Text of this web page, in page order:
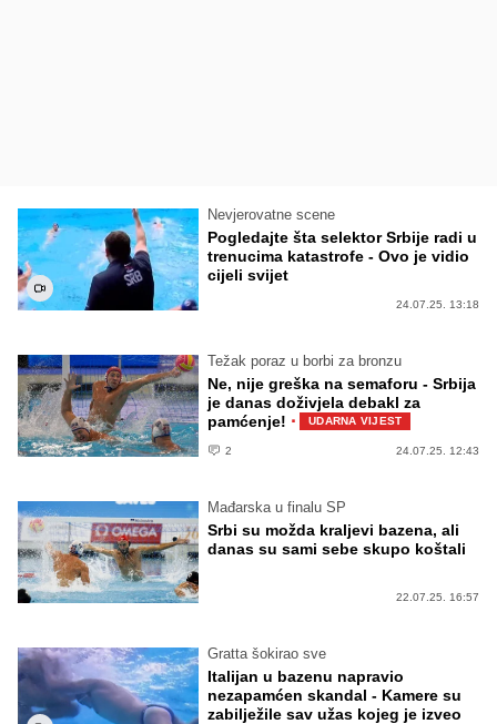
Nevjerovatne scene
Pogledajte šta selektor Srbije radi u
trenucima katastrofe - Ovo je vidio
cijeli svijet
24.07.25. 13:18
Težak poraz u borbi za bronzu
Ne, nije greška na semaforu - Srbija
je danas doživjela debakl za
pamćenje! · UDARNA VIJEST
2 24.07.25. 12:43
Mađarska u finalu SP
Srbi su možda kraljevi bazena, ali
danas su sami sebe skupo koštali
22.07.25. 16:57
Gratta šokirao sve
Italijan u bazenu napravio
nezapamćen skandal - Kamere su
zabilježile sav užas kojeg je izveo